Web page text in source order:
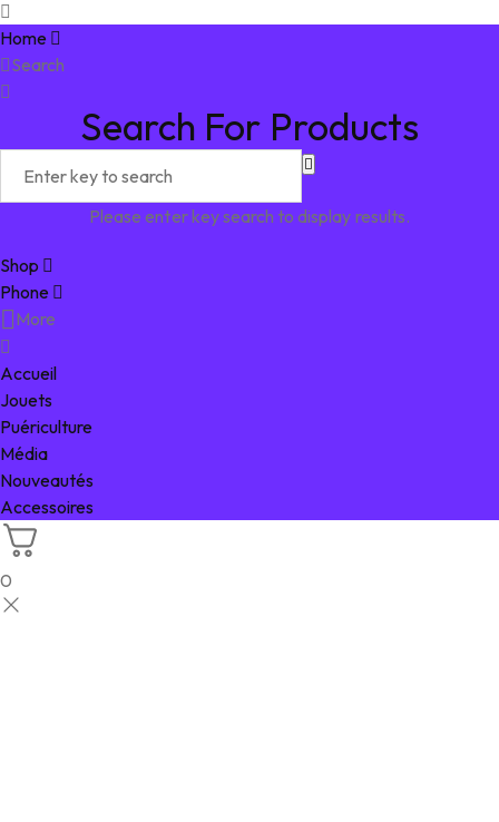
Home
Search
Search For Products
Please enter key search to display results.
Shop
Phone
More
Accueil
Jouets
Puériculture
Média
Nouveautés
Accessoires
0